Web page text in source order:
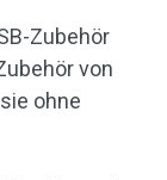
Zubehör
von
ohne